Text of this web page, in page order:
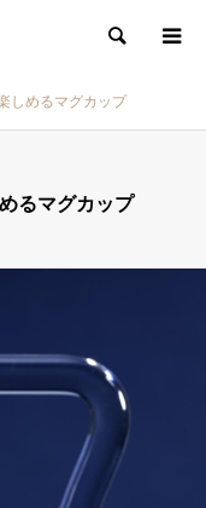
検索
しめるマグカップ
るマグカップ